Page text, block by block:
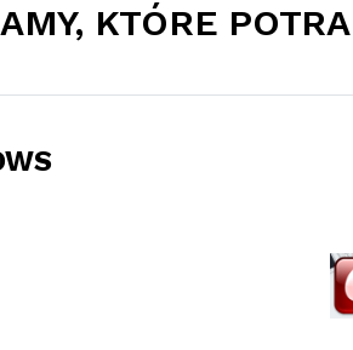
KTÓRE